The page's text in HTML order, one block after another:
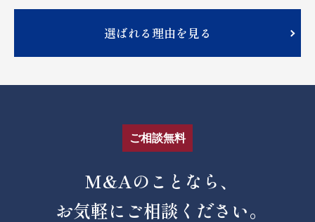
選ばれる理由を見る
ご相談無料
M&Aのことなら、
お気軽にご相談ください。